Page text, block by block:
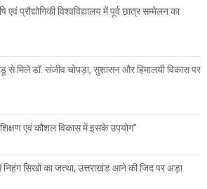
प्रौद्योगिकी विश्वविद्यालय में पूर्व छात्र सम्मेलन का
से मिले डॉ. संजीव चोपड़ा, सुशासन और हिमालयी विकास पर
एवं कौशल विकास में इसके उपयोग”
निहंग सिखों का जत्था, उत्तराखंड आने की जिद पर अड़ा